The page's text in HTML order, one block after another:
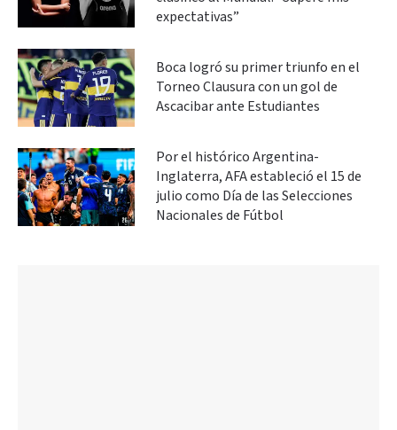
expectativas”
Boca logró su primer triunfo en el
Torneo Clausura con un gol de
Ascacibar ante Estudiantes
Por el histórico Argentina-
Inglaterra, AFA estableció el 15 de
julio como Día de las Selecciones
Nacionales de Fútbol